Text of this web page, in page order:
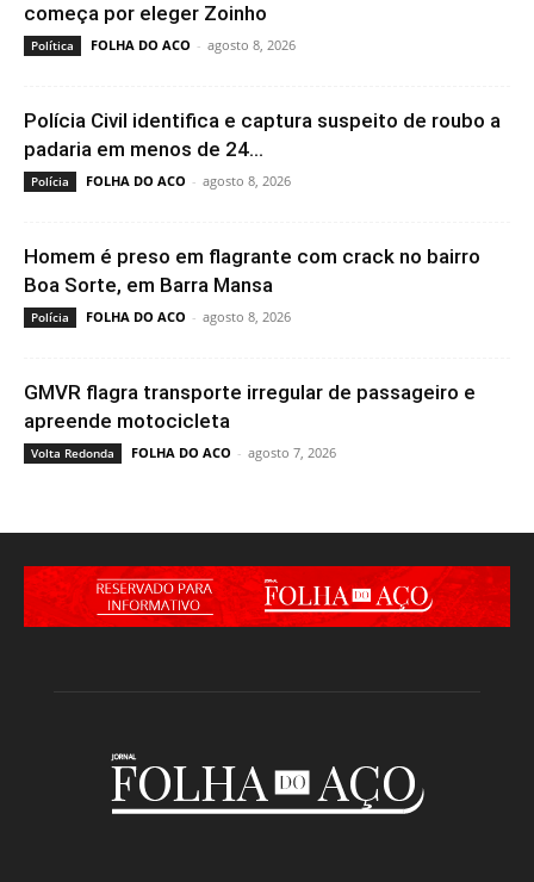
começa por eleger Zoinho
Política FOLHA DO ACO - agosto 8, 2026
Polícia Civil identifica e captura suspeito de roubo a
padaria em menos de 24...
Polícia FOLHA DO ACO - agosto 8, 2026
Homem é preso em flagrante com crack no bairro
Boa Sorte, em Barra Mansa
Polícia FOLHA DO ACO - agosto 8, 2026
GMVR flagra transporte irregular de passageiro e
apreende motocicleta
Volta Redonda FOLHA DO ACO - agosto 7, 2026